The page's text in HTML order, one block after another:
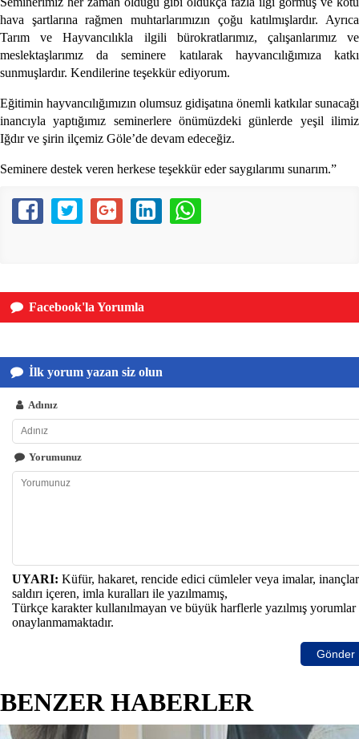
hava şartlarına rağmen muhtarlarımızın çoğu katılmışlardır. Ayrıca
Tarım ve Hayvancılıkla ilgili bürokratlarımız, çalışanlarımız ve
meslektaşlarımız da seminere katılarak hayvancılığımıza katkı
sunmuşlardır. Kendilerine teşekkür ediyorum.
Eğitimin hayvancılığımızın olumsuz gidişatına önemli katkılar sunacağı
inancıyla yaptığımız seminerlere önümüzdeki günlerde yeşil ilimiz
Iğdır ve şirin ilçemiz Göle’de devam edeceğiz.
Seminere destek veren herkese teşekkür eder saygılarımı sunarım.”
Facebook'la Yorumla
İlk yorum yazan siz olun
Adınız
Yorumunuz
UYARI: Küfür, hakaret, rencide edici cümleler veya imalar,
saldırı içeren, imla kuralları ile yazılmamış,
Türkçe karakter kullanılmayan ve büyük harflerle yazılmış yorumlar
onaylanmamaktadır.
Gönder
BENZER HABERLER